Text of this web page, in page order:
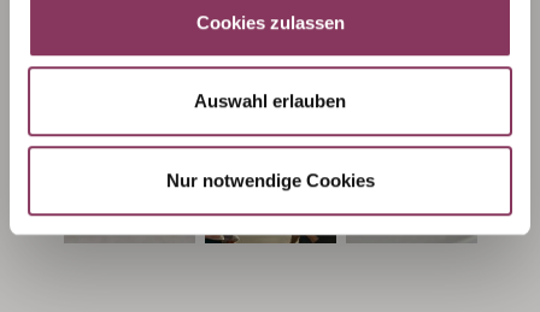
Cookies zulassen
Auswahl erlauben
Nur notwendige Cookies